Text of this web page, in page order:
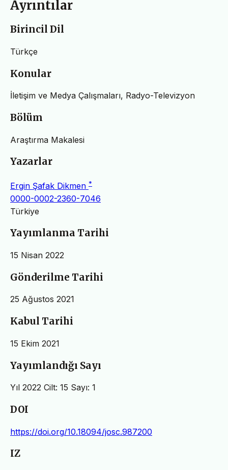
Ayrıntılar
Birincil Dil
Türkçe
Konular
İletişim ve Medya Çalışmaları, Radyo-Televizyon
Bölüm
Araştırma Makalesi
Yazarlar
Ergin Şafak Dikmen *
0000-0002-2360-7046
Türkiye
Yayımlanma Tarihi
15 Nisan 2022
Gönderilme Tarihi
25 Ağustos 2021
Kabul Tarihi
15 Ekim 2021
Yayımlandığı Sayı
Yıl 2022 Cilt: 15 Sayı: 1
DOI
https://doi.org/10.18094/josc.987200
IZ